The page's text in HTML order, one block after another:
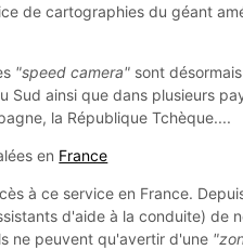
de cartographies du géant
"speed camera" sont
Sud ainsi que dans plusieurs
la République Tchèque....
en France
à ce service en France.
d'aide à la conduite) de
ne peuvent qu'avertir d'une